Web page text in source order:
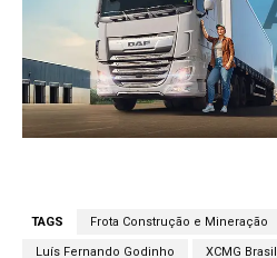
TAGS Frota Construção e Mineração
Luís Fernando Godinho XCMG Brasil